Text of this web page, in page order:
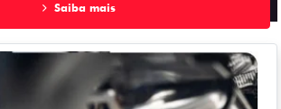
Saiba mais